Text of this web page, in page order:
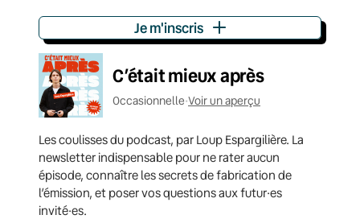
Je m'inscris
C’était mieux après
Occasionnelle•Voir un aperçu
Les coulisses du podcast, par Loup Espargilière. La
newsletter indispensable pour ne rater aucun
épisode, connaître les secrets de fabrication de
l’émission, et poser vos questions aux futur·es
invité·es.